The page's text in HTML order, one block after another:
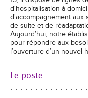
d'hospitalisation à
d'accompagnement aux
de suite et de
Aujourd’hui, notre
pour répondre aux
l’ouverture d’un nouvel
Le poste